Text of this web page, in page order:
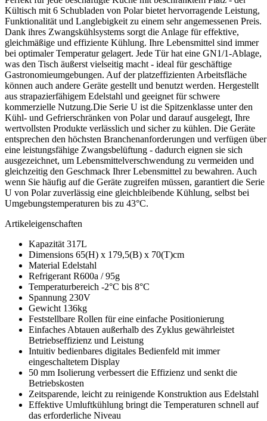
Kültisch mit 6 Schubladen von Polar bietet hervorragende Leistung,
Funktionalität und Langlebigkeit zu einem sehr angemessenen Preis.
Dank ihres Zwangskühlsystems sorgt die Anlage für effektive,
gleichmäßige und effiziente Kühlung. Ihre Lebensmittel sind immer
bei optimaler Temperatur gelagert. Jede Tür hat eine GN1/1-Ablage,
was den Tisch äußerst vielseitig macht - ideal für geschäftige
Gastronomieumgebungen. Auf der platzeffizienten Arbeitsfläche
können auch andere Geräte gestellt und benutzt werden. Hergestellt
aus strapazierfähigem Edelstahl und geeignet für schwere
kommerzielle Nutzung.Die Serie U ist die Spitzenklasse unter den
Kühl- und Gefrierschränken von Polar und darauf ausgelegt, Ihre
wertvollsten Produkte verlässlich und sicher zu kühlen. Die Geräte
entsprechen den höchsten Branchenanforderungen und verfügen über
eine leistungsfähige Zwangsbelüftung - dadurch eignen sie sich
ausgezeichnet, um Lebensmittelverschwendung zu vermeiden und
gleichzeitig den Geschmack Ihrer Lebensmittel zu bewahren. Auch
wenn Sie häufig auf die Geräte zugreifen müssen, garantiert die Serie
U von Polar zuverlässig eine gleichbleibende Kühlung, selbst bei
Umgebungstemperaturen bis zu 43°C.
Artikeleigenschaften
Kapazität 317L
Dimensions 65(H) x 179,5(B) x 70(T)cm
Material Edelstahl
Refrigerant R600a / 95g
Temperaturbereich -2°C bis 8°C
Spannung 230V
Gewicht 136kg
Feststellbare Rollen für eine einfache Positionierung
Einfaches Abtauen außerhalb des Zyklus gewährleistet
Betriebseffizienz und Leistung
Intuitiv bedienbares digitales Bedienfeld mit immer
eingeschaltetem Display
50 mm Isolierung verbessert die Effizienz und senkt die
Betriebskosten
Zeitsparende, leicht zu reinigende Konstruktion aus Edelstahl
Effektive Umluftkühlung bringt die Temperaturen schnell auf
das erforderliche Niveau